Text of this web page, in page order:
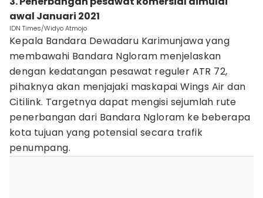
awal Januari 2021
IDN Times/Widyo Atmojo
Kepala Bandara Dewadaru Karimunjawa yang
membawahi Bandara Ngloram menjelaskan
dengan kedatangan pesawat reguler ATR 72,
pihaknya akan menjajaki maskapai Wings Air dan
Citilink. Targetnya dapat mengisi sejumlah rute
penerbangan dari Bandara Ngloram ke beberapa
kota tujuan yang potensial secara trafik
penumpang.